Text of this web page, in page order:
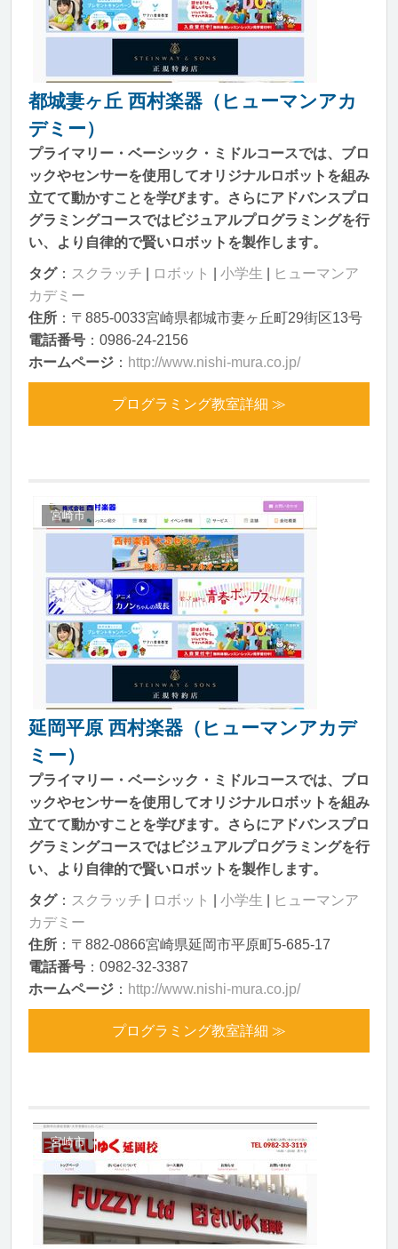
都城妻ヶ丘 西村楽器（ヒューマンアカ
デミー）
プライマリー・ベーシック・ミドルコースでは、ブロ
ックやセンサーを使用してオリジナルロボットを組み
立てて動かすことを学びます。さらにアドバンスプロ
グラミングコースではビジュアルプログラミングを行
い、より自律的で賢いロボットを製作します。
タグ： スクラッチ ロボット 小学生
ヒューマンア
カデミー
住所 ：〒885-0033宮崎県都城市妻ヶ丘町29街区13号
電話番号 ：0986-24-2156
ホームページ ： http://www.nishi-mura.co.jp/
プログラミング教室詳細 ≫
宮崎市
延岡平原 西村楽器（ヒューマンアカデ
ミー）
プライマリー・ベーシック・ミドルコースでは、ブロ
ックやセンサーを使用してオリジナルロボットを組み
立てて動かすことを学びます。さらにアドバンスプロ
グラミングコースではビジュアルプログラミングを行
い、より自律的で賢いロボットを製作します。
タグ： スクラッチ ロボット 小学生
ヒューマンア
カデミー
住所 ：〒882-0866宮崎県延岡市平原町5-685-17
電話番号 ：0982-32-3387
ホームページ ： http://www.nishi-mura.co.jp/
プログラミング教室詳細 ≫
宮崎市